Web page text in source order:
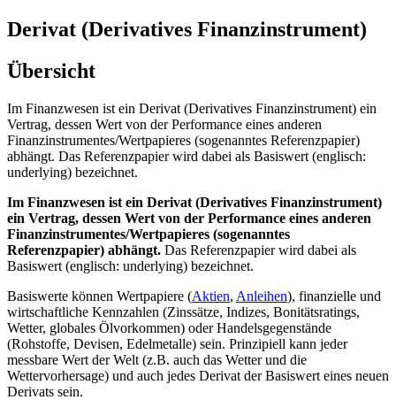
Derivat (Derivatives Finanzinstrument)
Übersicht
Im Finanzwesen ist ein Derivat (Derivatives Finanzinstrument) ein
Vertrag, dessen Wert von der Performance eines anderen
Finanzinstrumentes/Wertpapieres (sogenanntes Referenzpapier)
abhängt. Das Referenzpapier wird dabei als Basiswert (englisch:
underlying) bezeichnet.
Im Finanzwesen ist ein Derivat (Derivatives Finanzinstrument)
ein Vertrag, dessen Wert von der Performance eines anderen
Finanzinstrumentes/Wertpapieres (sogenanntes
Referenzpapier) abhängt. Das Referenzpapier wird dabei als
Basiswert (englisch: underlying) bezeichnet.
Basiswerte können Wertpapiere (Aktien, Anleihen), finanzielle und
wirtschaftliche Kennzahlen (Zinssätze, Indizes, Bonitätsratings,
Wetter, globales Ölvorkommen) oder Handelsgegenstände
(Rohstoffe, Devisen, Edelmetalle) sein. Prinzipiell kann jeder
messbare Wert der Welt (z.B. auch das Wetter und die
Wettervorhersage) und auch jedes Derivat der Basiswert eines neuen
Derivats sein.